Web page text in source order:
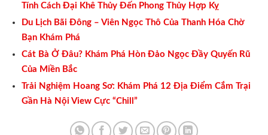
Tính Cách Đại Khê Thủy Đến Phong Thủy Hợp Kỵ
Du Lịch Bãi Đông – Viên Ngọc Thô Của Thanh Hóa Chờ
Bạn Khám Phá
Cát Bà Ở Đâu? Khám Phá Hòn Đảo Ngọc Đầy Quyến Rũ
Của Miền Bắc
Trải Nghiệm Hoang Sơ: Khám Phá 12 Địa Điểm Cắm Trại
Gần Hà Nội View Cực “Chill”